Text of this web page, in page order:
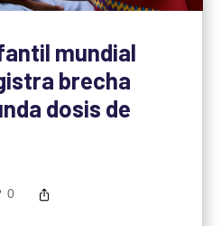
mundial
brecha
dosis de
0